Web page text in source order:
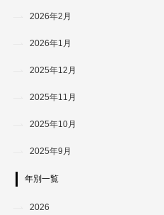
2026年2月
2026年1月
2025年12月
2025年11月
2025年10月
2025年9月
年別一覧
2026